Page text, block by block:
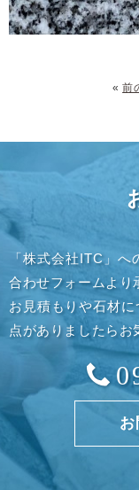
«前
「株式会社ITC」
合わせフォームより
お見積もりや石材
点がありましたらお
お